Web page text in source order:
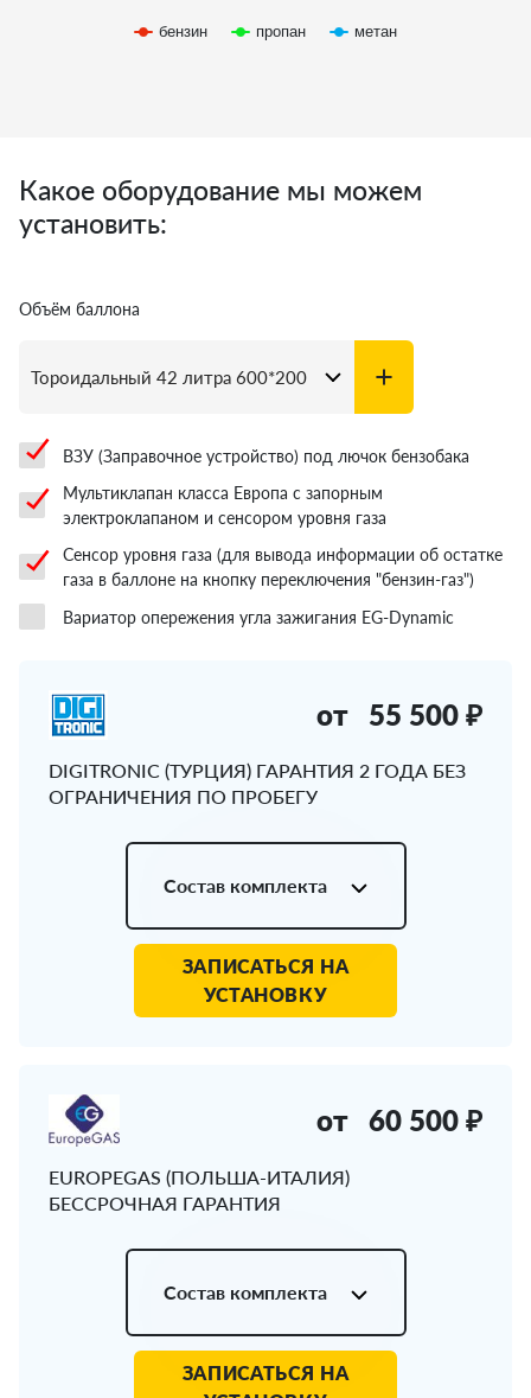
бензин пропан метан
Какое оборудование мы можем
установить:
Объём баллона
ВЗУ (Заправочное устройство) под лючок бензобака
Мультиклапан класса Европа с запорным
электроклапаном и сенсором уровня газа
Сенсор уровня газа (для вывода информации об остатке
газа в баллоне на кнопку переключения "бензин-газ")
Вариатор опережения угла зажигания EG-Dynamic
DIGITRONIC (ТУРЦИЯ) ГАРАНТИЯ 2 ГОДА БЕЗ
ОГРАНИЧЕНИЯ ПО ПРОБЕГУ
от 55 500 ₽
Состав комплекта
ЗАПИСАТЬСЯ НА
УСТАНОВКУ
EUROPEGAS (ПОЛЬША-ИТАЛИЯ)
БЕССРОЧНАЯ ГАРАНТИЯ
от 60 500 ₽
Состав комплекта
ЗАПИСАТЬСЯ НА